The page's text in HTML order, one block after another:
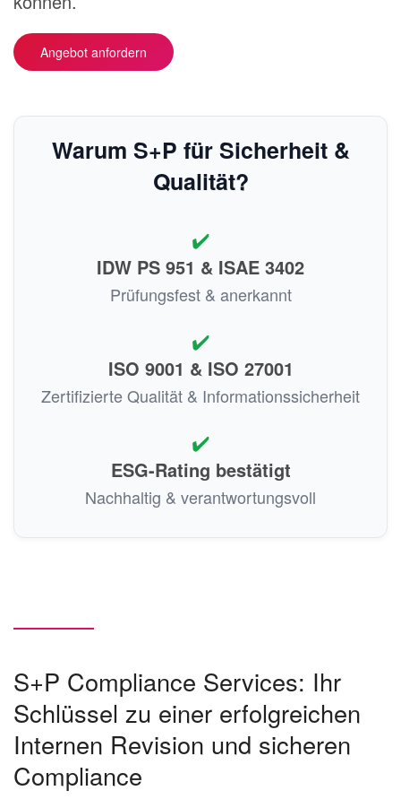
Angebot anfordern
Warum S+P für Sicherheit &
Qualität?
✔️
IDW PS 951 & ISAE 3402
Prüfungsfest & anerkannt
✔️
ISO 9001 & ISO 27001
Zertifizierte Qualität & Informationssicherheit
✔️
ESG-Rating bestätigt
Nachhaltig & verantwortungsvoll
S+P Compliance Services: Ihr
Schlüssel zu einer erfolgreichen
Internen Revision und sicheren
Compliance